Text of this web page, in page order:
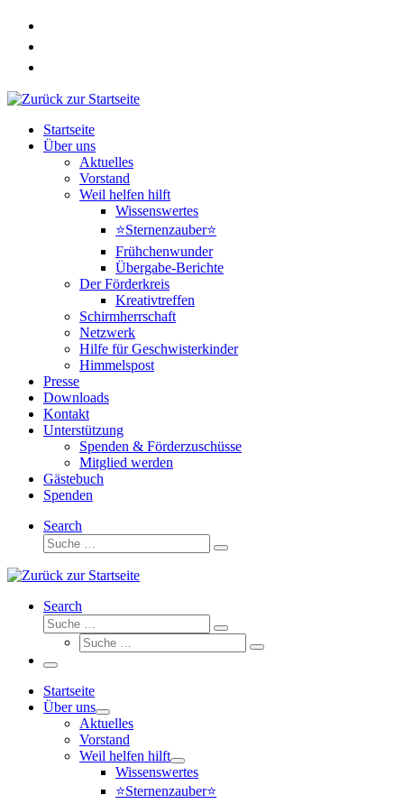
Zum
springen
Startseite
Über uns
Aktuelles
Vorstand
Weil helfen hilft
Wissenswertes
⭐Sternenzauber⭐
Frühchenwunder
Übergabe-Berichte
Der Förderkreis
Kreativtreffen
Schirmherrschaft
Netzwerk
Hilfe für Geschwisterkinder
Himmelspost
Presse
Downloads
Kontakt
Unterstützung
Spenden & Förderzuschüsse
Mitglied werden
Gästebuch
Spenden
Search
Suche
Suche
Search
Suche
Suche
Suche
Suche
Menü
Startseite
Über uns
Aktuelles
Vorstand
Weil helfen hilft
Wissenswertes
⭐Sternenzauber⭐